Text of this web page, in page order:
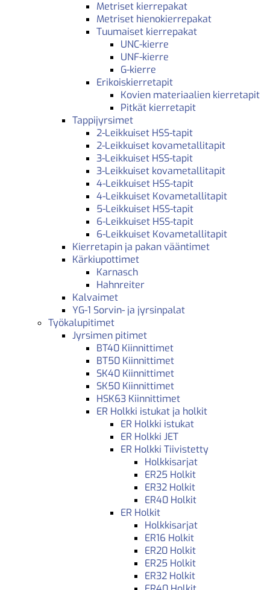
Metriset kierrepakat
Metriset hienokierrepakat
Tuumaiset kierrepakat
UNC-kierre
UNF-kierre
G-kierre
Erikoiskierretapit
Kovien materiaalien kierretapit
Pitkät kierretapit
Tappijyrsimet
2-Leikkuiset HSS-tapit
2-Leikkuiset kovametallitapit
3-Leikkuiset HSS-tapit
3-Leikkuiset kovametallitapit
4-Leikkuiset HSS-tapit
4-Leikkuiset Kovametallitapit
5-Leikkuiset HSS-tapit
6-Leikkuiset HSS-tapit
6-Leikkuiset Kovametallitapit
Kierretapin ja pakan vääntimet
Kärkiupottimet
Karnasch
Hahnreiter
Kalvaimet
YG-1 Sorvin- ja jyrsinpalat
Työkalupitimet
Jyrsimen pitimet
BT40 Kiinnittimet
BT50 Kiinnittimet
SK40 Kiinnittimet
SK50 Kiinnittimet
HSK63 Kiinnittimet
ER Holkki istukat ja holkit
ER Holkki istukat
ER Holkki JET
ER Holkki Tiivistetty
Holkkisarjat
ER25 Holkit
ER32 Holkit
ER40 Holkit
ER Holkit
Holkkisarjat
ER16 Holkit
ER20 Holkit
ER25 Holkit
ER32 Holkit